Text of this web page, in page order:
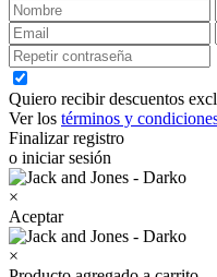
Quiero recibir descuentos
Ver los términos y
Finalizar registro
o iniciar sesión
×
Aceptar
×